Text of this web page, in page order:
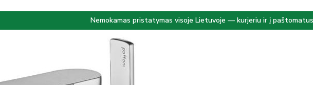
Nemokamas pristatymas visoje Lietuvoje — kurjeriu ir į paštomatus